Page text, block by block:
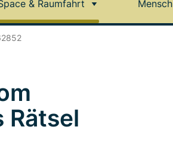
& Raumfahrt Mensch
Rätsel